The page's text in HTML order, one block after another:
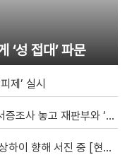
‘성 접대’ 파문
제’ 실시
재판부와 ‘신경전’ [현장영상]
향해 서진 중 [현장영상]